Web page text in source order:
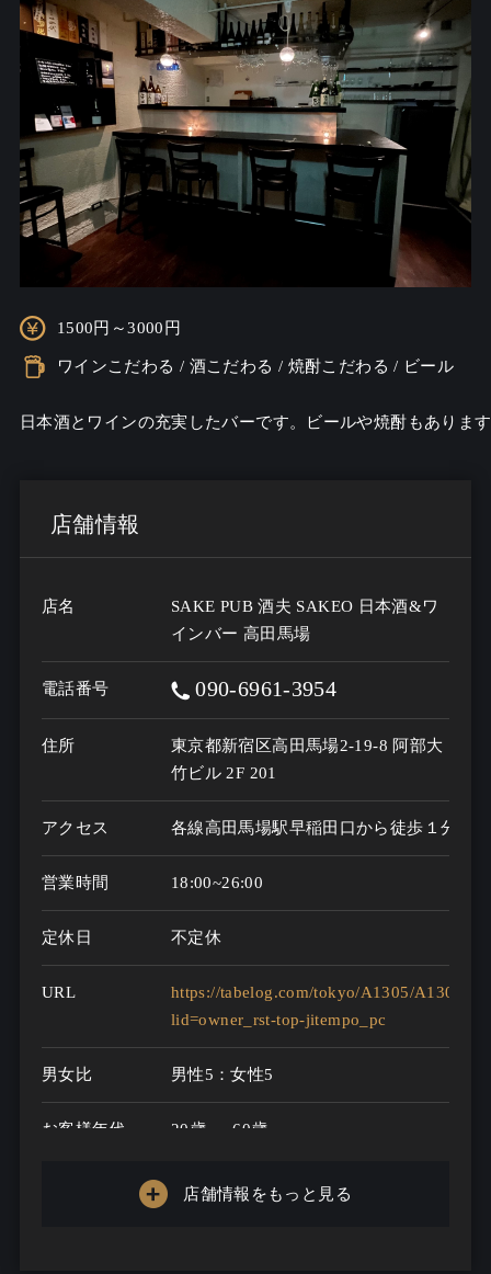
1500円～3000円
ワインこだわる / 酒こだわる / 焼酎こだわる / ビール
日本酒とワインの充実したバーです。ビールや焼酎もありま
店舗情報
店名
SAKE PUB 酒夫 SAKEO 日本酒&ワ
インバー 高田馬場
電話番号 090-6961-3954
住所
東京都新宿区高田馬場2-19-8 阿部大
竹ビル 2F 201
アクセス 各線高田馬場駅早稲田口から徒歩１分 早
営業時間 18:00~26:00
定休日 不定休
URL
https://tabelog.com/tokyo/A1305/A130503/
lid=owner_rst-top-jitempo_pc
男女比 男性5：女性5
お客様年代 20歳 ～ 60歳
充実
店舗情報をもっと見る